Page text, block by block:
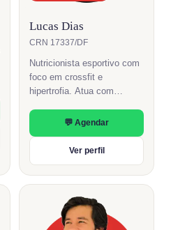
Lucas Dias
CRN 17337/DF
Nutricionista esportivo com
foco em crossfit e
hipertrofia. Atua com
otimização de performance
para atletas e praticantes
de atividade física.
💬 Agendar
Ver perfil